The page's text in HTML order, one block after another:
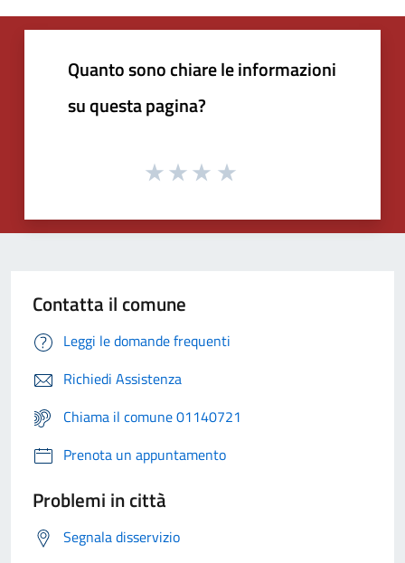
Quanto sono chiare le informazioni
su questa pagina?
Contatta il comune
Leggi le domande frequenti
Richiedi Assistenza
Chiama il comune 01140721
Prenota un appuntamento
Problemi in città
Segnala disservizio